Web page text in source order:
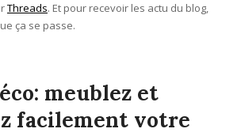
Threads. Et pour recevoir les actu du blog,
ça se passe.
meublez et
facilement votre